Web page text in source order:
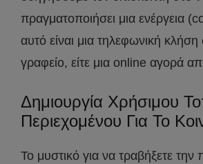
πραγματοποιήσει μια ενέργεια
αυτό είναι μια τηλεφωνική κλήση
γραφείο, είτε μια online αγορά
Δημιουργία Χρήσιμου
Περιεχομένου Για Το
Το μυστικό για να τραβήξετε